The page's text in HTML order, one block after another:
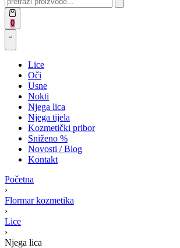
for:
0Open
cart
Open
details
Lice
Oči
Usne
Nokti
Njega lica
Njega tijela
Kozmetički pribor
Sniženo %
Novosti / Blog
Kontakt
Početna
›
Flormar kozmetika
›
Lice
›
Njega lica